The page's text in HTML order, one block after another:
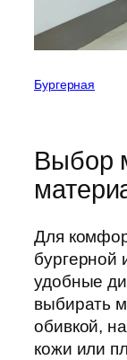
Бургерная
Выбор
Для
бургерной
удобные
выбирать
обивкой,
кожи или